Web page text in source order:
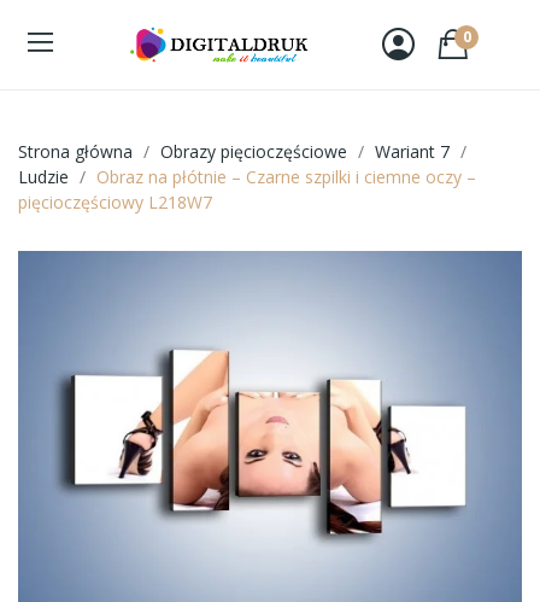
0
Strona główna Obrazy pięcioczęściowe
Wariant 7
Ludzie
Obraz na płótnie – Czarne szpilki i ciemne oczy –
pięcioczęściowy L218W7